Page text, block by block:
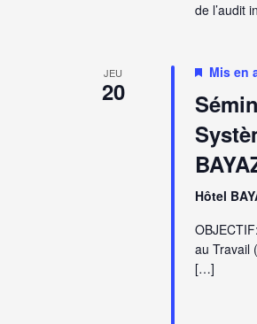
de l’audit
JEU
20
Mis en
Hôtel
au Travail
[…]